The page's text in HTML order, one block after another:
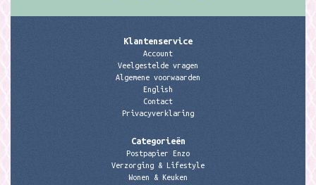
Klantenservice
Account
Veelgestelde vragen
Algemene voorwaarden
English
Contact
Privacyverklaring
Categorieën
Postpapier Enzo
Verzorging & Lifestyle
Wonen & Keuken